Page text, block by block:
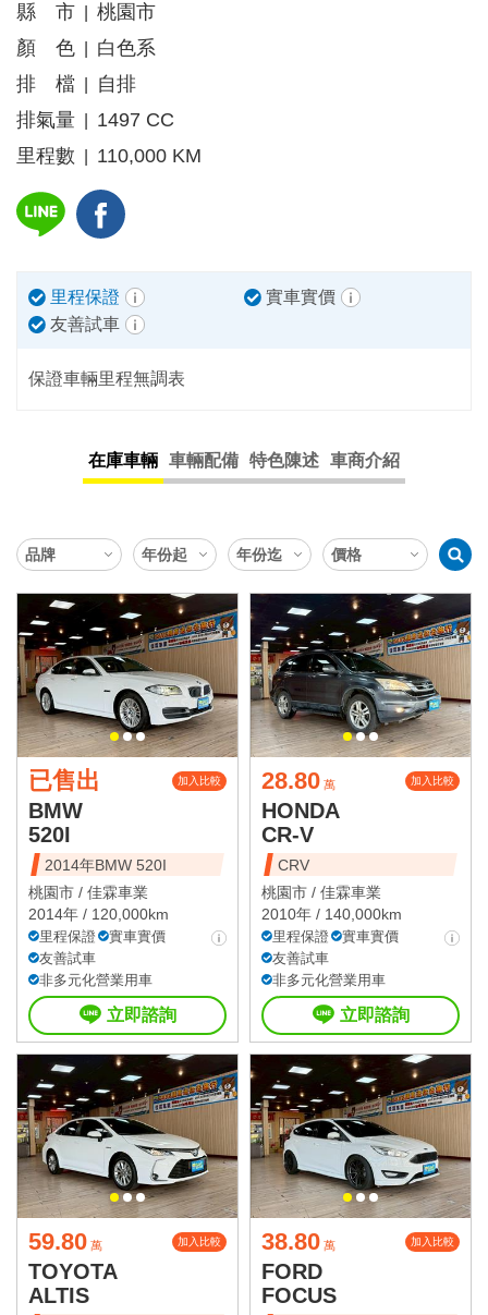
縣 市
桃園市
顏 色
白色系
排 檔
自排
排氣量
1497 CC
里程數
110,000 KM
里程保證
實車實價
友善試車
保證車輛里程無調表
在庫車輛 車輛配備 特色陳述 車商介紹
已售出 加入比較
BMW
520I
2014年BMW 520I
桃園市 / 佳霖車業
2014年 / 120,000km
里程保證
實車實價
友善試車
非多元化營業用車
立即諮詢
28.80 萬 加入比較
HONDA
CR-V
CRV
桃園市 / 佳霖車業
2010年 / 140,000km
里程保證
實車實價
友善試車
非多元化營業用車
立即諮詢
59.80 萬 加入比較
TOYOTA
ALTIS
38.80 萬 加入比較
FORD
FOCUS